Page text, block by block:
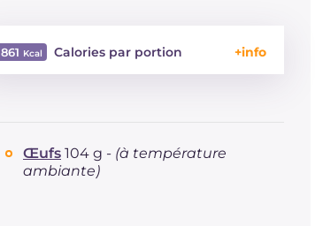
861 Calories par portion
Protéine g
Graisses
Œufs 104 g - (à température
ambiante)